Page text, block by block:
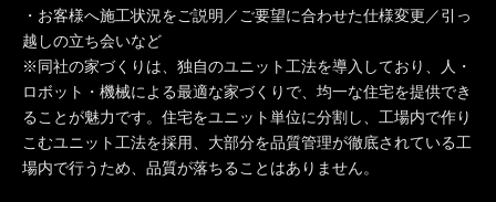
・お客様へ施工状況をご説明／ご要望に合わせた仕様変更／引っ
越しの立ち会いなど
※同社の家づくりは、独自のユニット工法を導入しており、人・
ロボット・機械による最適な家づくりで、均一な住宅を提供でき
ることが魅力です。住宅をユニット単位に分割し、工場内で作り
こむユニット工法を採用、大部分を品質管理が徹底されている工
場内で行うため、品質が落ちることはありません。